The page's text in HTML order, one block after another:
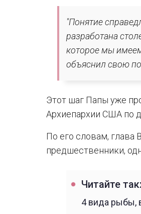
"Понятие
разработана
которое мы
объяснил свою
Этот шаг Папы уже
Архиепархии США по
По его словам, глава
предшественники,
Читайте
4 вида рыбы,